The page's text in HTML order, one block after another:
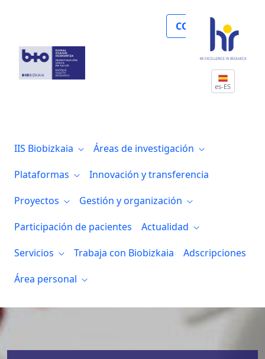
COLABORA
es-ES
IIS Biobizkaia
Áreas de investigación
Plataformas
Innovación y transferencia
Proyectos
Gestión y organización
Participación de pacientes
Actualidad
Servicios
Trabaja con Biobizkaia
Adscripciones
Área personal